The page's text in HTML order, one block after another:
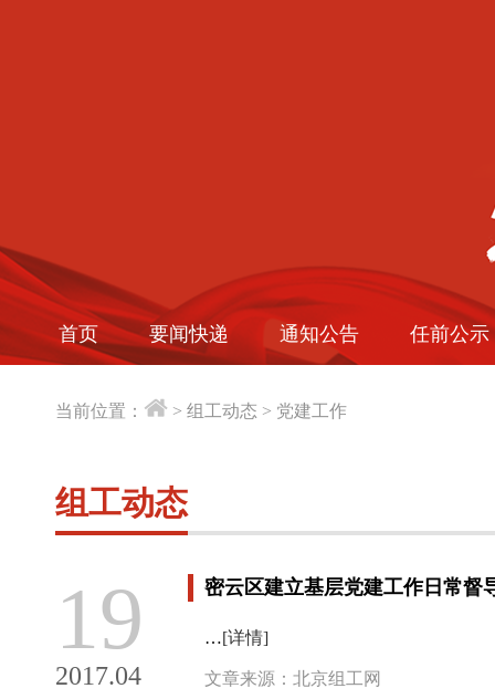
首页 要闻快递 通知公告 任前公示
当前位置： > 组工动态 > 党建工作
组工动态
19
2017.04
密云区建立基层党建工作日常督
…[详情]
文章来源：北京组工网